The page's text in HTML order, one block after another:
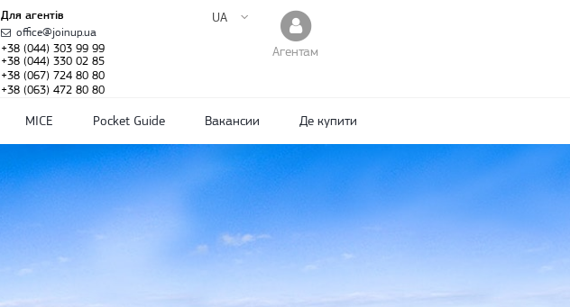
Для агентів
office@joinup.ua
+38 (044) 303 99 99
+38 (044) 330 02 85
+38 (067) 724 80 80
+38 (063) 472 80 80
Агентам
UA
MICE Pocket Guide Вакансии Де купити